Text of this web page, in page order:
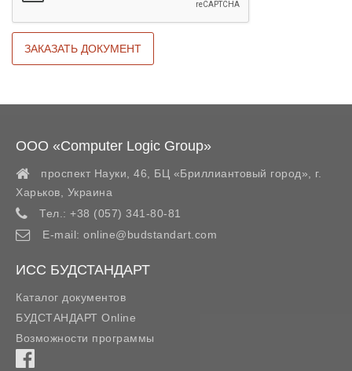
ООО «Computer Logic Group»
проспект Науки, 46, БЦ «Бриллиантовый город»,
г.
Харьков
Украина
Тел.: +38 (057) 341-80-81
E-mail: online@budstandart.com
ИСС БУДСТАНДАРТ
Каталог документов
БУДСТАНДАРТ Online
Возможности программы